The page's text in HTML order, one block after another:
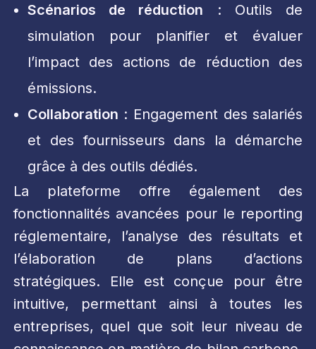
Scénarios de réduction : Outils de
simulation pour planifier et évaluer
l’impact des actions de réduction des
émissions.
Collaboration : Engagement des salariés
et des fournisseurs dans la démarche
grâce à des outils dédiés.
La plateforme offre également des
fonctionnalités avancées pour le reporting
réglementaire, l’analyse des résultats et
l’élaboration de plans d’actions
stratégiques. Elle est conçue pour être
intuitive, permettant ainsi à toutes les
entreprises, quel que soit leur niveau de